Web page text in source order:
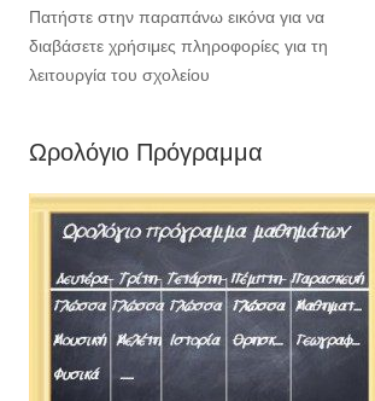
Πατήστε στην παραπάνω εικόνα για να
διαβάσετε χρήσιμες πληροφορίες για τη
λειτουργία του σχολείου
Ωρολόγιο Πρόγραμμα